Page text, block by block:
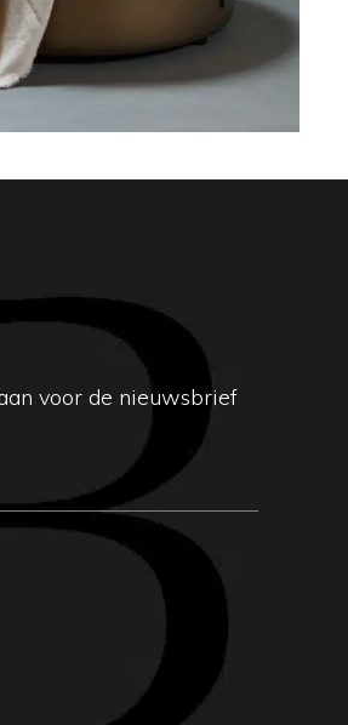
voor de nieuwsbrief